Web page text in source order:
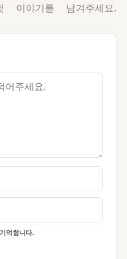
야기를 남겨주세요.
합니다.